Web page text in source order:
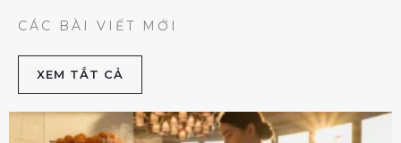
CÁC BÀI VIẾT MỚI
XEM TẮT CẢ